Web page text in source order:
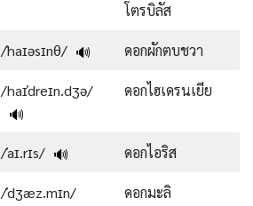
โตรบิลัส
/ˈhaɪəsɪnθ/ 🔊 ดอกผักตบชวา
/haɪˈdreɪn.dʒə/
🔊
ดอกไฮเดรนเยีย
/ˈaɪ.rɪs/ 🔊 ดอกไอริส
/ˈdʒæz.mɪn/
ดอกมะลิ